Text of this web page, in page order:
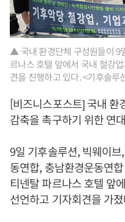
▲ 국내 환경단체 구성원들이 9
르나스 호텔 앞에서 국내 철강
견을 진행하고 있다. <기후솔루
[비즈니스포스트] 국내
감축을 촉구하기 위한 연
9일 기후솔루션, 빅웨이
동연합, 충남환경운동연
티넨탈 파르나스 호텔 앞
선언하고 기자회견을 가